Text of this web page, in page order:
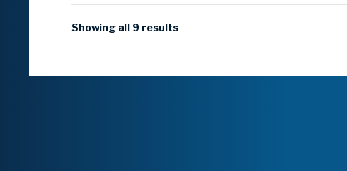
Showing all 9 results